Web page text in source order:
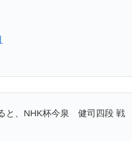
と、NHK杯今泉 健司四段 戦